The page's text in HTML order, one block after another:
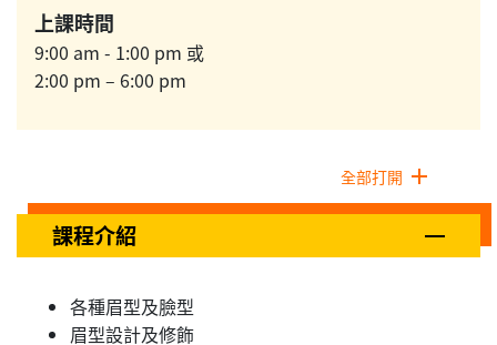
上課時間
9:00 am - 1:00 pm 或
2:00 pm – 6:00 pm
全部打開
課程介紹
各種眉型及臉型
眉型設計及修飾